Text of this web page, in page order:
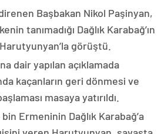
Başbakan Nikol Paşinyan,
tanımadığı Dağlık Karabağ’ın
görüştü.
dair yapılan açıklamada
kaçanların geri dönmesi ve
masaya yatırıldı.
Ermeninin Dağlık Karabağ’a